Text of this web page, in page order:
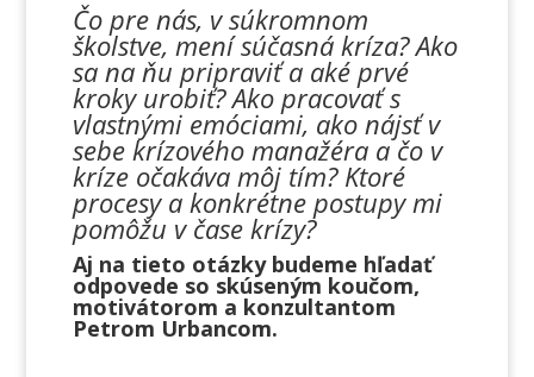
Čo pre nás, v súkromnom
školstve, mení súčasná kríza? Ako
sa na ňu pripraviť a aké prvé
kroky urobiť? Ako pracovať s
vlastnými emóciami, ako nájsť v
sebe krízového manažéra a čo v
kríze očakáva môj tím? Ktoré
procesy a konkrétne postupy mi
pomôžu v čase krízy?
Aj na tieto otázky budeme hľadať
odpovede so skúseným koučom,
motivátorom a konzultantom
Petrom Urbancom.